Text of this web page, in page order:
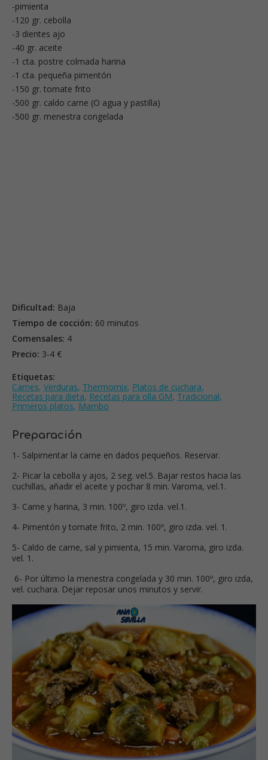
-pimienta
-120 gr. cebolla
-3 dientes ajo
-40 gr. aceite
-1 cta. postre colmada harina
-1 cta. pequeña pimentón
-150 gr. tomate frito
-500 gr. caldo carne (O agua y pastilla)
-500 gr. menestra congelada
Dificultad: Baja
Tiempo de cocción: 60 minutos
Comensales: 4
Precio: 3-4 €
Etiquetas:
Carnes, Verduras, Thermomix, Platos de cuchara,
Recetas para dieta, Recetas para olla GM, Tradicional,
Primeros platos, Mambo
Preparación
1- Salpimentar la carne en dados pequeños. Reservar.
2- Picar la cebolla y ajos, 2 seg. vel.5. Bajar restos hacia las
cuchillas, añadir el aceite y pochar 8 min. Varoma, vel.1.
3- Carne y harina, 3 min. 100º, giro izda. vel.1.
4- Pimentón y tomate frito, 2 min. 100º, giro izda. vel. 1.
5- Caldo de carne, sal y pimienta, 15 min. Varoma, giro izda.
vel. 1.
6- Por último la menestra congelada y 30 min. 100º, giro izda,
vel. cuchara. Dejar reposar unos minutos y servir.